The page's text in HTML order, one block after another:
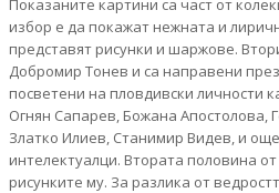
Показаните картини са част от
избор е да покажат нежната и
представят рисунки и шаржове.
Добромир Тонев и са направени през
посветени на пловдивски личности
Огнян Сапарев, Божана Апостолова,
Златко Илиев, Станимир Видев, и
интелектуалци. Втората половина
рисунките му. За разлика от